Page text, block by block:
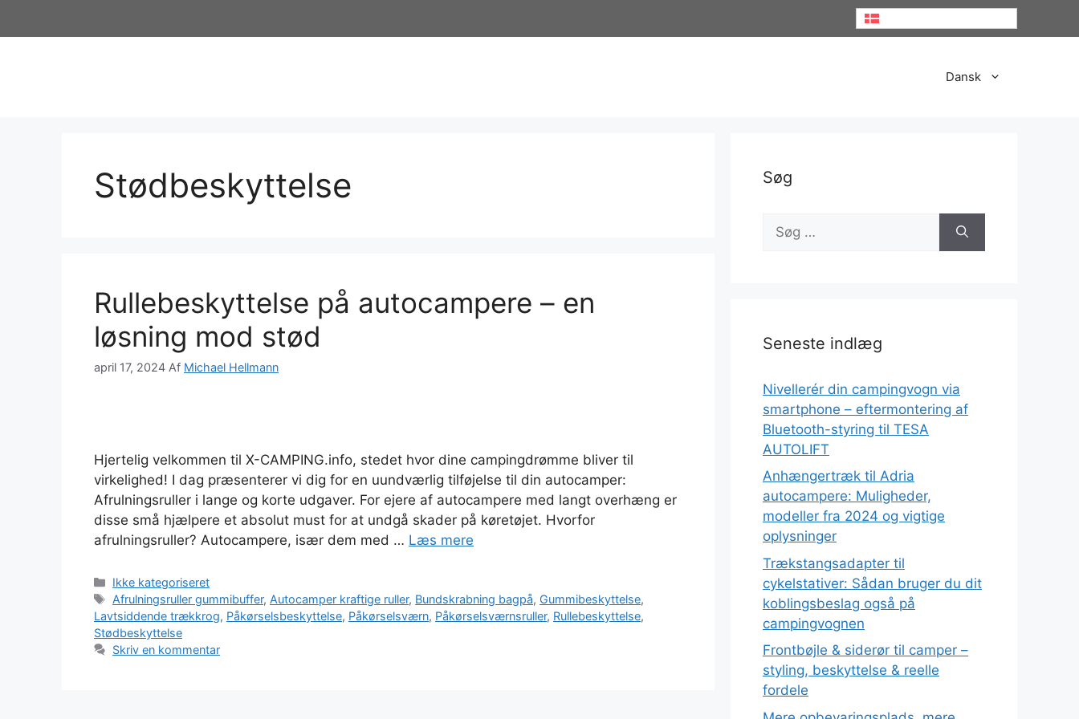
Dansk
Stødbeskyttelse
Rullebeskyttelse på autocampere – en
løsning mod stød
april 17, 2024 Af Michael Hellmann
Hjertelig velkommen til X-CAMPING.info, stedet hvor dine campingdrømme bliver til
virkelighed! I dag præsenterer vi dig for en uundværlig tilføjelse til din autocamper:
Afrulningsruller i lange og korte udgaver. For ejere af autocampere med langt overhæng er
disse små hjælpere et absolut must for at undgå skader på køretøjet. Hvorfor
afrulningsruller? Autocampere, især dem med … Læs mere
Kategorier
Ikke kategoriseret
Tags
Afrulningsruller gummibuffer, Autocamper kraftige ruller, Bundskrabning bagpå, Gummibeskyttelse,
Lavtsiddende trækkrog, Påkørselsbeskyttelse, Påkørselsværn, Påkørselsværnsruller, Rullebeskyttelse,
Stødbeskyttelse
Skriv en kommentar
Søg
efter:
Seneste indlæg
Nivellerér din campingvogn via
smartphone – eftermontering af
Bluetooth-styring til TESA
AUTOLIFT
Anhængertræk til Adria
autocampere: Muligheder,
modeller fra 2024 og vigtige
oplysninger
Trækstangsadapter til
cykelstativer: Sådan bruger du dit
koblingsbeslag også på
campingvognen
Frontbøjle & siderør til camper –
styling, beskyttelse & reelle
fordele